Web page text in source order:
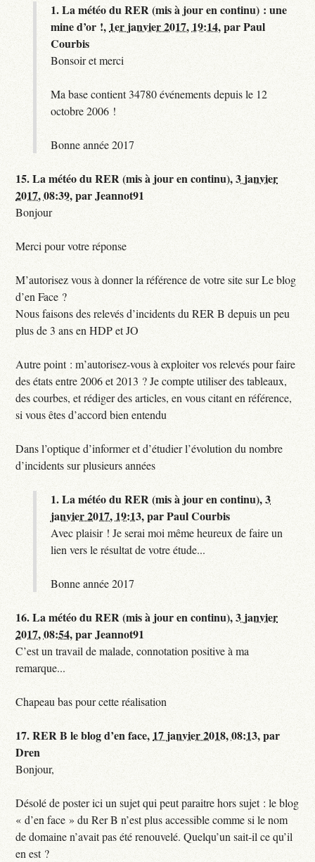
1.La météo du RER (mis à jour en continu) : une
mine d’or !, 1er janvier 2017, 19:14,parPaul
Courbis
Bonsoir et merci
Ma base contient 34780 événements depuis le 12
octobre 2006 !
Bonne année 2017
15.La météo du RER (mis à jour en continu),3 janvier
2017, 08:39,parJeannot91
Bonjour
Merci pour votre réponse
M’autorisez vous à donner la référence de votre site sur Le blog
d’en Face ?
Nous faisons des relevés d’incidents du RER B depuis un peu
plus de 3 ans en HDP et JO
Autre point : m’autorisez-vous à exploiter vos relevés pour faire
des états entre 2006 et 2013 ? Je compte utiliser des tableaux,
des courbes, et rédiger des articles, en vous citant en référence,
si vous êtes d’accord bien entendu
Dans l’optique d’informer et d’étudier l’évolution du nombre
d’incidents sur plusieurs années
1.La météo du RER (mis à jour en continu),3
janvier 2017, 19:13,parPaul Courbis
Avec plaisir ! Je serai moi même heureux de faire un
lien vers le résultat de votre étude...
Bonne année 2017
16.La météo du RER (mis à jour en continu),3 janvier
2017, 08:54,parJeannot91
C’est un travail de malade, connotation positive à ma
remarque...
Chapeau bas pour cette réalisation
17.RER B le blog d’en face, 17 janvier 2018, 08:13,par
Dren
Bonjour,
Désolé de poster ici un sujet qui peut paraitre hors sujet : le blog
« d’en face » du Rer B n’est plus accessible comme si le nom
de domaine n’avait pas été renouvelé. Quelqu’un sait-il ce qu’il
en est ?